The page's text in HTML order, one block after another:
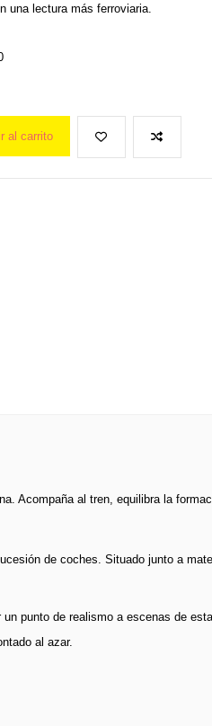
una lectura más ferroviaria.
al carrito
Acompaña al tren, equilibra la
de coches. Situado junto a
punto de realismo a escenas de
al azar.